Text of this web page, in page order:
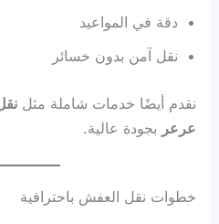
دقة في المواعيد
نقل آمن بدون خسائر
نقدم أيضًا خدمات شاملة مثل
عرعر بجودة عالية.
خطوات نقل العفش باحترافية